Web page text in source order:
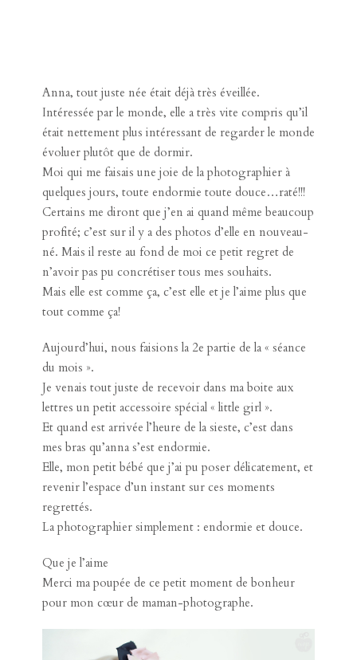
Anna, tout juste née était déjà très éveillée.
Intéressée par le monde, elle a très vite compris qu’il
était nettement plus intéressant de regarder le monde
évoluer plutôt que de dormir.
Moi qui me faisais une joie de la photographier à
quelques jours, toute endormie toute douce…raté!!!
Certains me diront que j’en ai quand même beaucoup
profité; c’est sur il y a des photos d’elle en nouveau-
né. Mais il reste au fond de moi ce petit regret de
n’avoir pas pu concrétiser tous mes souhaits.
Mais elle est comme ça, c’est elle et je l’aime plus que
tout comme ça!
Aujourd’hui, nous faisions la 2e partie de la « séance
du mois ».
Je venais tout juste de recevoir dans ma boite aux
lettres un petit accessoire spécial « little girl ».
Et quand est arrivée l’heure de la sieste, c’est dans
mes bras qu’anna s’est endormie.
Elle, mon petit bébé que j’ai pu poser délicatement, et
revenir l’espace d’un instant sur ces moments
regrettés.
La photographier simplement : endormie et douce.
Que je l’aime
Merci ma poupée de ce petit moment de bonheur
pour mon cœur de maman-photographe.